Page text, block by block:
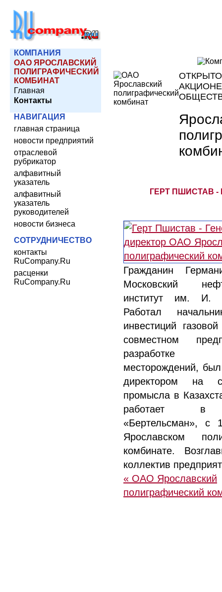
КОМПАНИЯ
ОАО ЯРОСЛАВСКИЙ
ПОЛИГРАФИЧЕСКИЙ
КОМБИНАТ
Главная
Контакты
НАВИГАЦИЯ
главная страница
новости предприятий
отраслевой
рубрикатор
алфавитный
указатель
алфавитный
указатель
руководителей
новости бизнеса
СОТРУДНИЧЕСТВО
контакты
RuCompany.Ru
расценки
RuCompany.Ru
ГЕРТ ПШИСТАВ
Гражданин
Московский
институт им. И.
Работал
инвестиций
совместном
разработке
месторождений,
директором на
промысла в
работает в
«Бертельсман», с
Ярославском
комбинате.
коллектив
« ОАО Ярославский
полиграфический